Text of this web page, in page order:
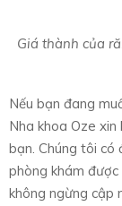
Giá thành của
Nếu bạn đang
Nha khoa Oze
bạn. Chúng tôi có
phòng khám
không ngừng cập